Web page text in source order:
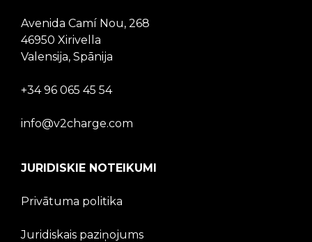
Avenida Camí Nou, 268
46950 Xirivella
Valensija, Spānija
+34 96 065 45 54
info@v2charge.com
JURIDISKIE NOTEIKUMI
Privātuma politika
Juridiskais paziņojums